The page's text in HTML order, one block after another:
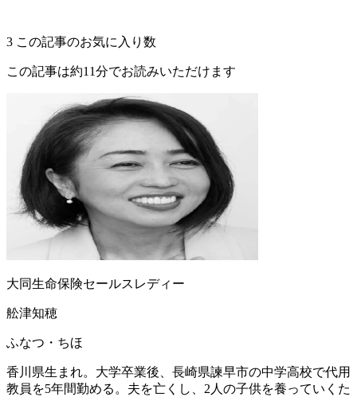
3 この記事のお気に入り数
この記事は約11分でお読みいただけます
大同生命保険セールスレディー
舩津知穂
ふなつ・ちほ
香川県生まれ。大学卒業後、長崎県諫早市の中学高校で代用
教員を5年間勤める。夫を亡くし、2人の子供を養っていくた